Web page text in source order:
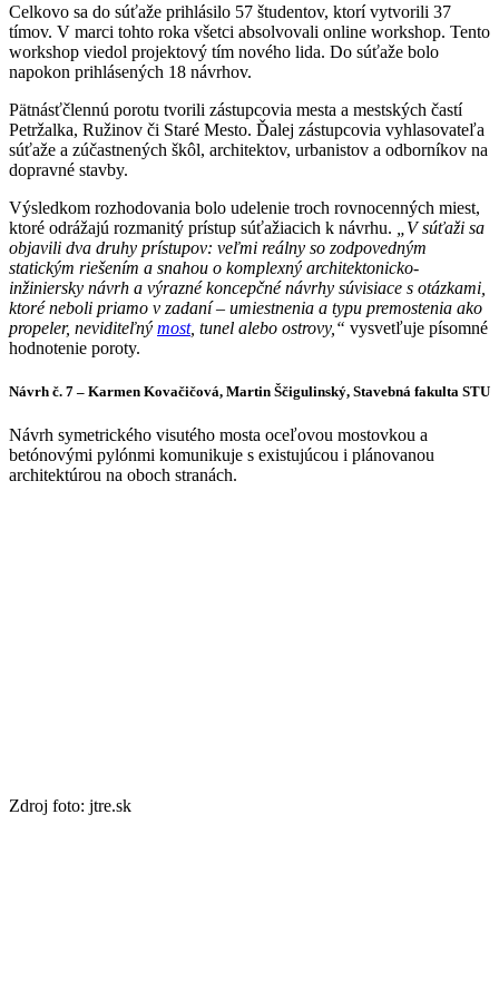
Celkovo sa do súťaže prihlásilo 57 študentov, ktorí vytvorili 37
tímov. V marci tohto roka všetci absolvovali online workshop. Tento
workshop viedol projektový tím nového lida. Do súťaže bolo
napokon prihlásených 18 návrhov.
Pätnásťčlennú porotu tvorili zástupcovia mesta a mestských častí
Petržalka, Ružinov či Staré Mesto. Ďalej zástupcovia vyhlasovateľa
súťaže a zúčastnených škôl, architektov, urbanistov a odborníkov na
dopravné stavby.
Výsledkom rozhodovania bolo udelenie troch rovnocenných miest,
ktoré odrážajú rozmanitý prístup súťažiacich k návrhu.
„V súťaži sa
objavili dva druhy prístupov: veľmi reálny so zodpovedným
statickým riešením a snahou o komplexný architektonicko-
inžiniersky návrh a výrazné koncepčné návrhy súvisiace s otázkami,
ktoré neboli priamo v zadaní – umiestnenia a typu premostenia ako
propeler, neviditeľný most, tunel alebo ostrovy,“ vysvetľuje písomné
hodnotenie poroty.
Návrh č. 7 – Karmen Kovačičová, Martin Ščigulinský, Stavebná fakulta STU
Návrh symetrického visutého mosta oceľovou mostovkou a
betónovými pylónmi komunikuje s existujúcou i plánovanou
architektúrou na oboch stranách.
Zdroj foto: jtre.sk